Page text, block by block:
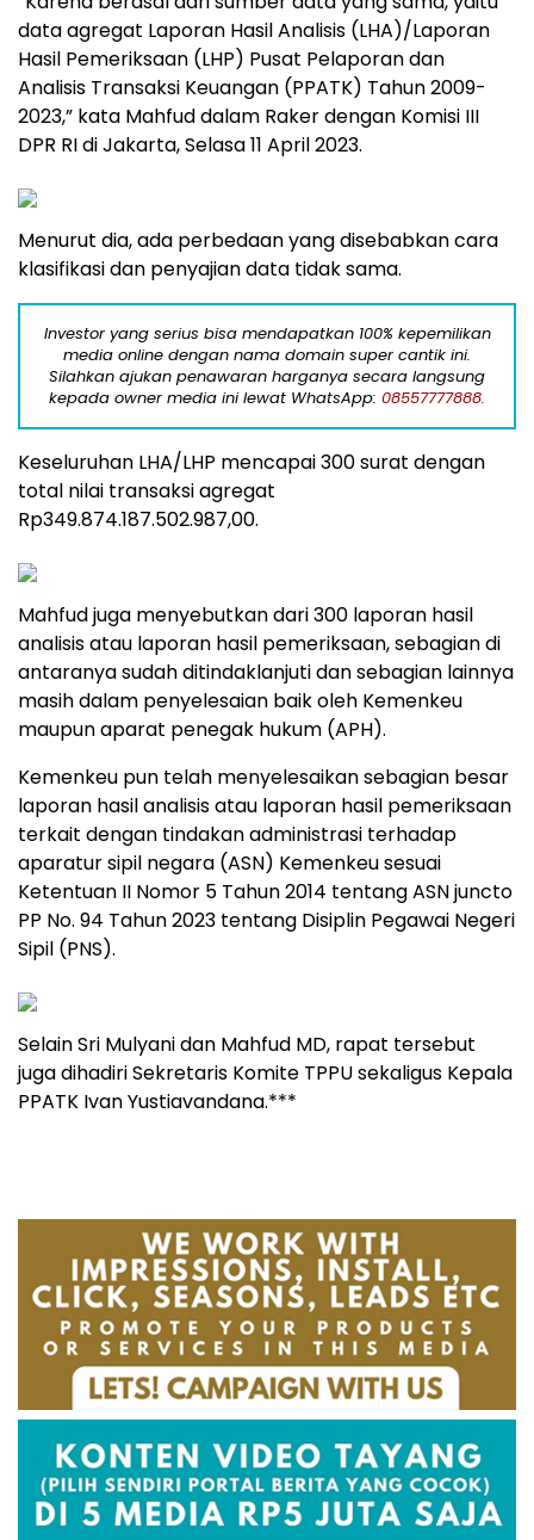
data agregat Laporan Hasil Analisis (LHA)/Laporan
Hasil Pemeriksaan (LHP) Pusat Pelaporan dan
Analisis Transaksi Keuangan (PPATK) Tahun 2009-
2023,” kata Mahfud dalam Raker dengan Komisi III
DPR RI di Jakarta, Selasa 11 April 2023.
Menurut dia, ada perbedaan yang disebabkan cara
klasifikasi dan penyajian data tidak sama.
Investor yang serius bisa mendapatkan 100% kepemilikan
media online dengan nama domain super cantik ini.
Silahkan ajukan penawaran harganya secara langsung
kepada owner media ini lewat WhatsApp: 08557777888.
Keseluruhan LHA/LHP mencapai 300 surat dengan
total nilai transaksi agregat
Rp349.874.187.502.987,00.
Mahfud juga menyebutkan dari 300 laporan hasil
analisis atau laporan hasil pemeriksaan, sebagian di
antaranya sudah ditindaklanjuti dan sebagian lainnya
masih dalam penyelesaian baik oleh Kemenkeu
maupun aparat penegak hukum (APH).
Kemenkeu pun telah menyelesaikan sebagian besar
laporan hasil analisis atau laporan hasil pemeriksaan
terkait dengan tindakan administrasi terhadap
aparatur sipil negara (ASN) Kemenkeu sesuai
Ketentuan II Nomor 5 Tahun 2014 tentang ASN juncto
PP No. 94 Tahun 2023 tentang Disiplin Pegawai Negeri
Sipil (PNS).
Selain Sri Mulyani dan Mahfud MD, rapat tersebut
juga dihadiri Sekretaris Komite TPPU sekaligus Kepala
PPATK Ivan Yustiavandana.***